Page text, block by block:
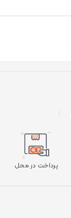
پرداخت در محل